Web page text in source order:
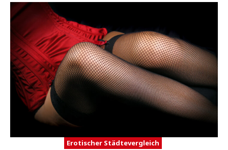
Erotischer Städtevergleich